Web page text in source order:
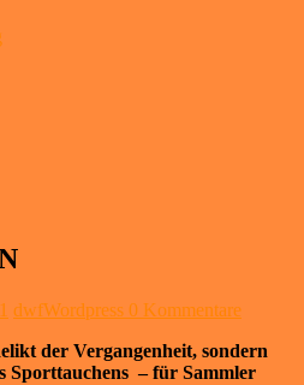
dwfWordpress 0 Kommentare
der Vergangenheit, sondern
Sporttauchens – für Sammler